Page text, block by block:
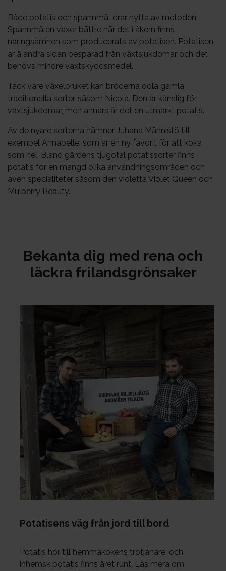
Både potatis och spannmål drar nytta av metoden.
Spannmålen växer bättre när det i åkern finns
näringsämnen som producerats av potatisen. Potatisen
är å andra sidan besparad från växtsjukdomar och det
behövs mindre växtskyddsmedel.
Tack vare växelbruket kan bröderna odla gamla
traditionella sorter, såsom Nicola. Den är känslig för
växtsjukdomar, men annars är det en utmärkt potatis.
Av de nyare sorterna nämner Juhana Männistö till
exempel Annabelle, som är en ny favorit för att koka
som hel. Bland gårdens tjugotal potatissorter finns
potatis för en mängd olika användningsområden och
även specialiteter såsom den violetta Violet Queen och
Mulberry Beauty.
Be­kan­ta dig med re­na och
läck­ra fri­landsg­rön­sa­ker
Po­ta­ti­sens väg från jord till bord
Potatis hör till hemmakökens trotjänare, och
inhemsk potatis finns året runt. Läs mera om